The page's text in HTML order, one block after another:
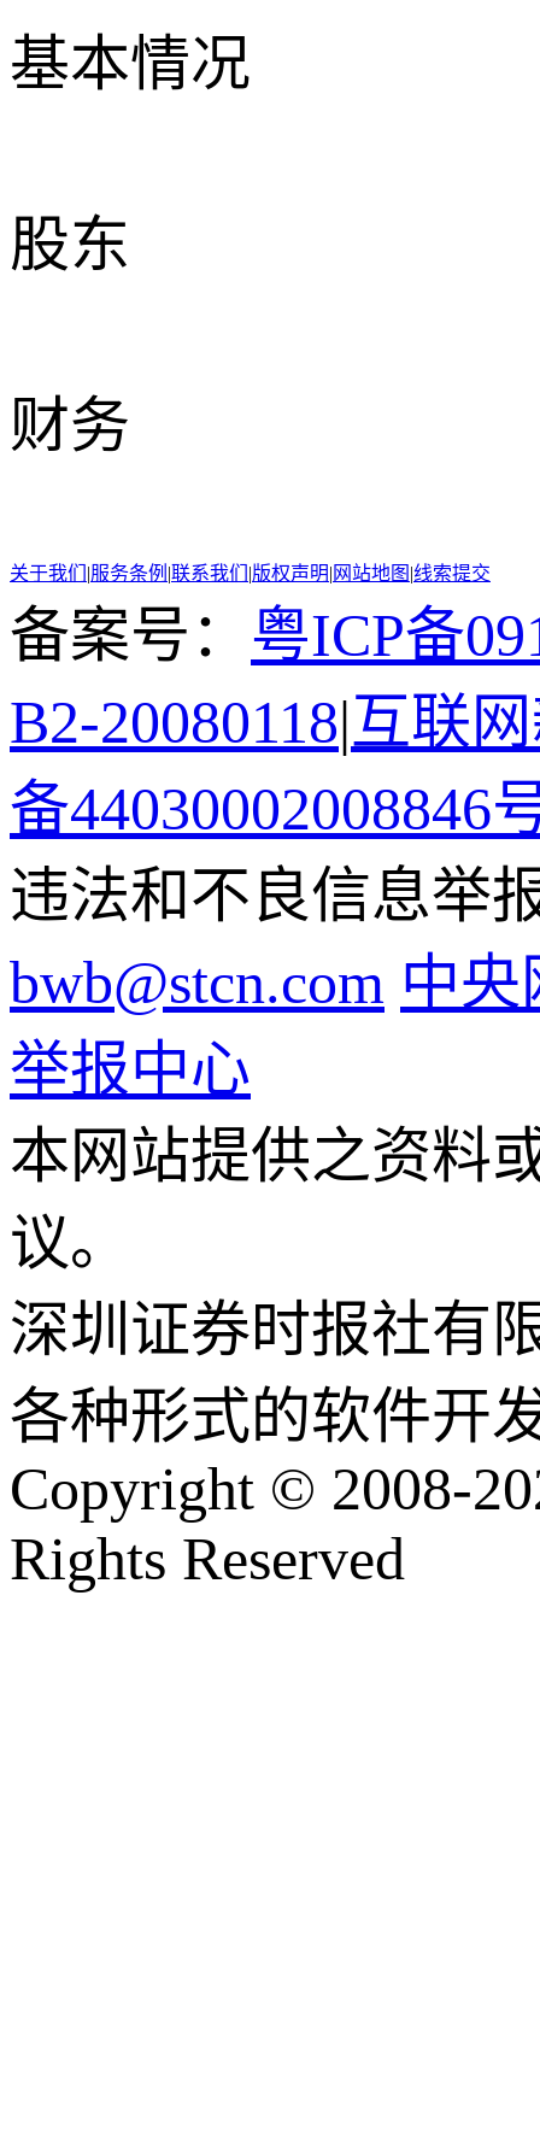
基本情况
股东
财务
关于我们 |服务条例 |联系我们 |版权声明| 网站地图 |线索提交
备案号： 粤ICP备
B2-20080118|互联
备44030002008846
违法和不良信息举
bwb@stcn.com 中
举报中心
本网站提供之资料
议。
深圳证券时报社有
各种形式的软件开
Copyright © 2008-
Rights Reserved